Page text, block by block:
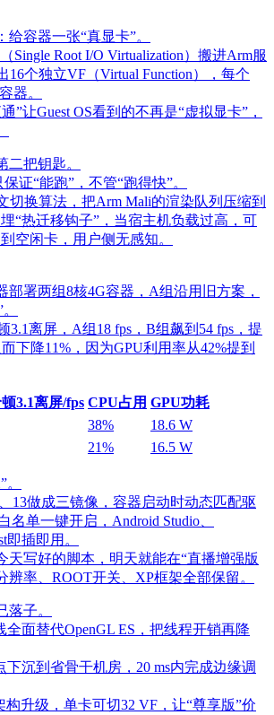
容器一张“真显卡”。
Single Root I/O Virtualization）搬进Arm服
16个独立VF（Virtual Function），每个
器。
”让Guest OS看到的不再是“虚拟显卡”，
二把钥匙。
证“能跑”，不管“跑得快”。
切换算法，把Arm Mali的渲染队列压缩到
“热迁移钩子”，当宿主机负载过高，可
空闲卡，用户侧无感知。
部署两组8核4G容器，A组沿用旧方案，
3.1离屏，A组18 fps，B组飙到54 fps，提
下降11%，因为GPU利用率从42%提到
3.1离屏/fps CPU占用 GPU功耗
38%
18.6 W
21% 16.5 W
13做成三镜像，容器启动时动态匹配驱
单一键开启，Android Studio、
即插即用。
天写好的脚本，明天就能在“直播增强版
辨率、ROOT开关、XP框架全部保留。
落子。
全面替代OpenGL ES，把线程开销再降
下沉到省骨干机房，20 ms内完成边缘调
升级，单卡可切32 VF，让“尊享版”价